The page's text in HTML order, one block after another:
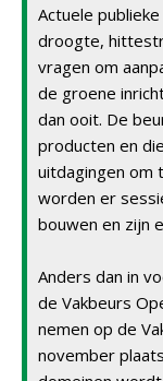
Actuele
droogte,
vragen om
de groene
dan ooit. De
producten en
uitdagingen om
worden er
bouwen en zijn
Anders dan in
de Vakbeurs
nemen op de
november